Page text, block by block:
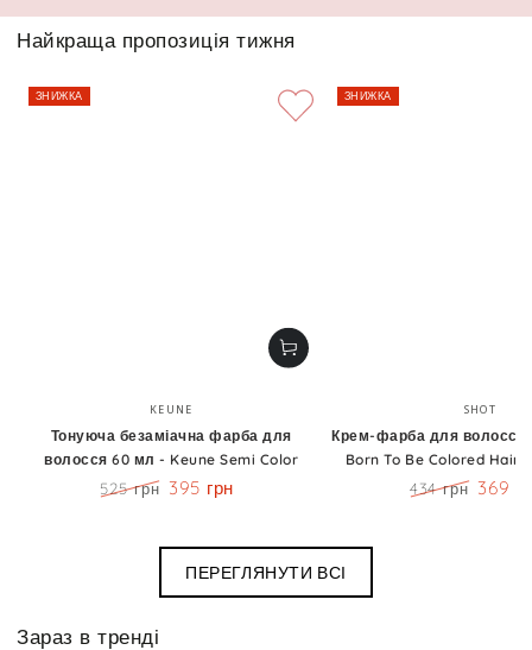
Найкраща пропозиція тижня
Бренд:
KEUNE
Тонуюча безаміачна фарба для
волосся 60 мл - Keune Semi Color
525 грн 395 грн
ЗНИЖКА
SHOT
Крем-фарба для волосся
Born To Be Colored Hair
434 грн 369
ЗНИЖКА
ПЕРЕГЛЯНУТИ ВСІ
Зараз в тренді